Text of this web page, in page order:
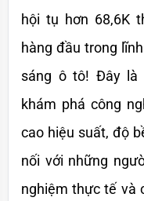
hội tụ hơn 68,6K
hàng đầu trong
sáng ô tô! Đây là
khám phá công
cao hiệu suất, độ
nối với những
nghiệm thực tế và